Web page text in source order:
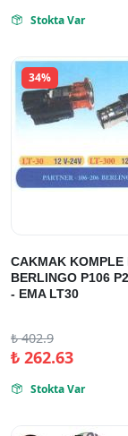
 Stokta Var
34%
CAKMAK KOMPLE
BERLINGO P106
- EMA LT30
₺402.9
₺262.63
 Stokta Var